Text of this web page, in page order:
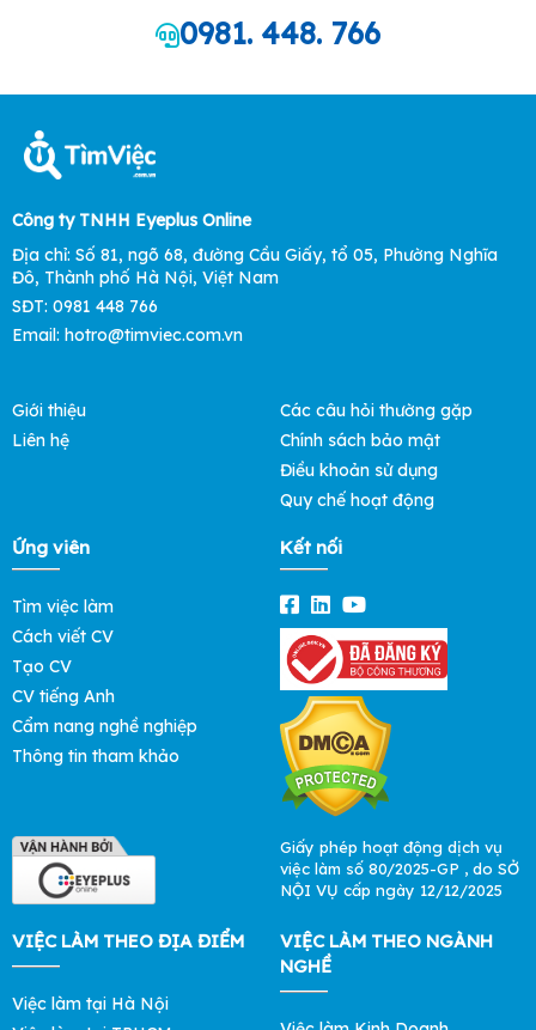
0981. 448. 766
Công ty TNHH Eyeplus Online
Địa chỉ: Số 81, ngõ 68, đường Cầu Giấy, tổ 05, Phường Nghĩa
Đô, Thành phố Hà Nội, Việt Nam
SĐT: 0981 448 766
Email: hotro@timviec.com.vn
Giới thiệu
Liên hệ
Các câu hỏi thường gặp
Chính sách bảo mật
Điều khoản sử dụng
Quy chế hoạt động
Ứng viên
Tìm việc làm
Cách viết CV
Tạo CV
CV tiếng Anh
Cẩm nang nghề nghiệp
Thông tin tham khảo
Kết nối
Giấy phép hoạt động dịch vụ
việc làm số 80/2025-GP , do SỞ
NỘI VỤ cấp ngày 12/12/2025
VIỆC LÀM THEO ĐỊA ĐIỂM
Việc làm tại Hà Nội
VIỆC LÀM THEO NGÀNH
NGHỀ